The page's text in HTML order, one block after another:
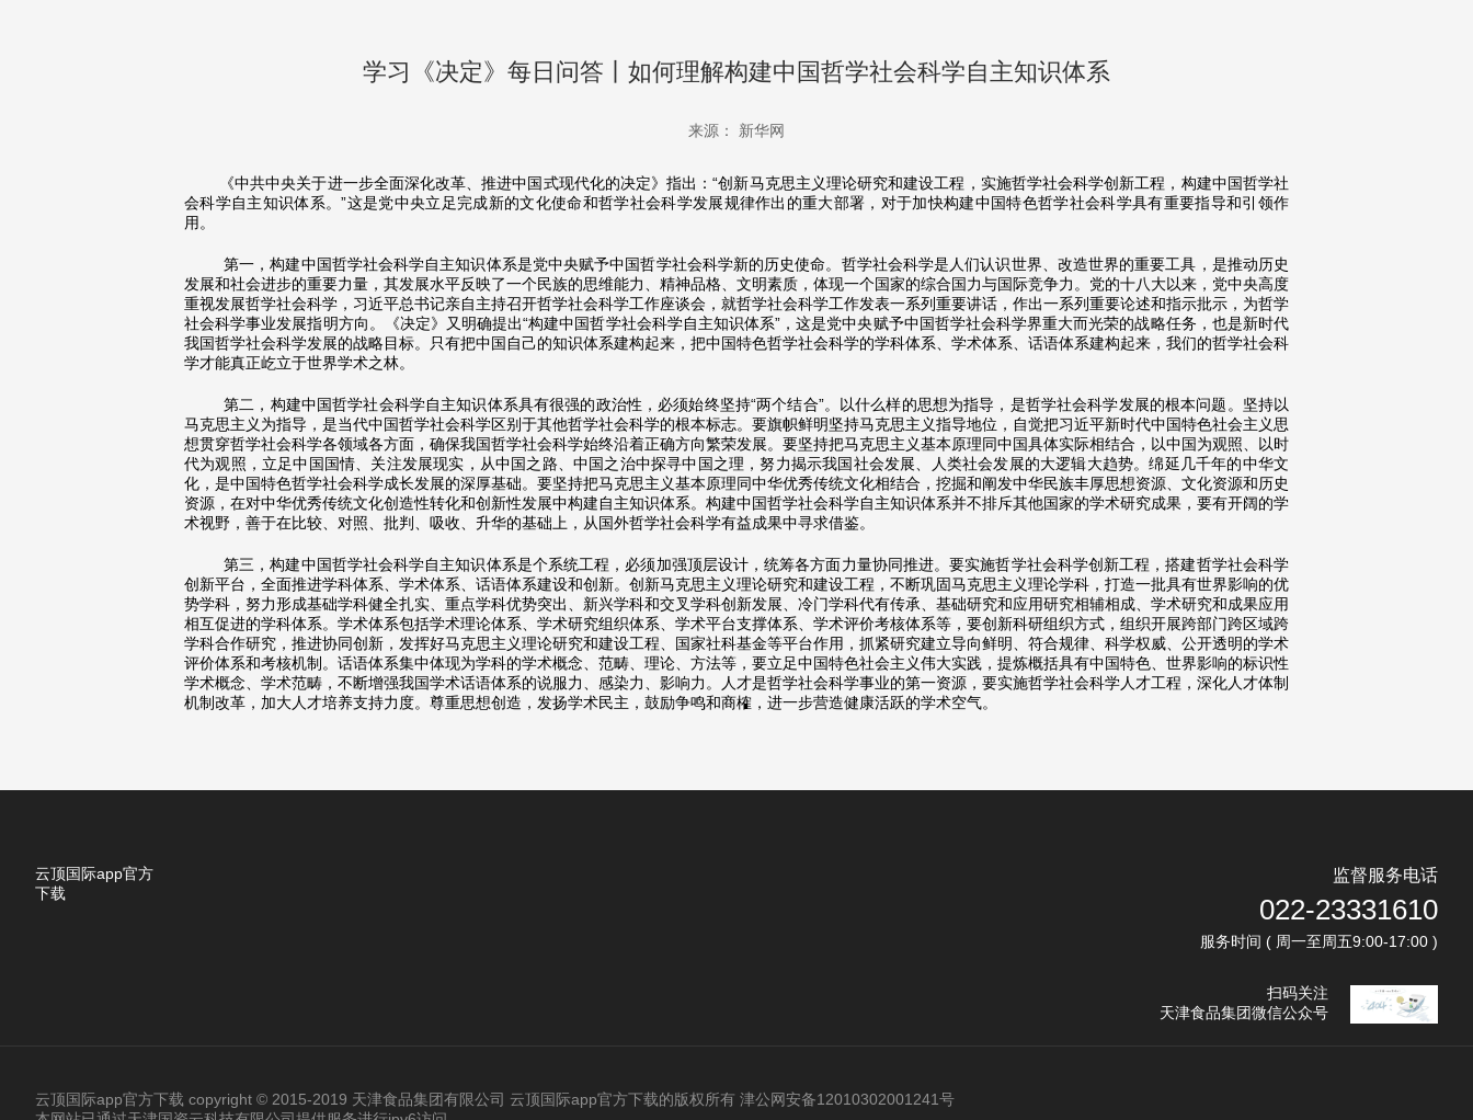
学习《决定》每日问答丨如何理解构建中国哲学社会科学自主知识体系
来源： 新华网
《中共中央关于进一步全面深化改革、推进中国式现代化的决定》指出：“创新马克思主义理论研究和建设工程，实施哲学社会科学创新工程，构建中国哲学社
会科学自主知识体系。”这是党中央立足完成新的文化使命和哲学社会科学发展规律作出的重大部署，对于加快构建中国特色哲学社会科学具有重要指导和引领作
用。
第一，构建中国哲学社会科学自主知识体系是党中央赋予中国哲学社会科学新的历史使命。哲学社会科学是人们认识世界、改造世界的重要工具，是推动历史
发展和社会进步的重要力量，其发展水平反映了一个民族的思维能力、精神品格、文明素质，体现一个国家的综合国力与国际竞争力。党的十八大以来，党中央高度
重视发展哲学社会科学，习近平总书记亲自主持召开哲学社会科学工作座谈会，就哲学社会科学工作发表一系列重要讲话，作出一系列重要论述和指示批示，为哲学
社会科学事业发展指明方向。《决定》又明确提出“构建中国哲学社会科学自主知识体系”，这是党中央赋予中国哲学社会科学界重大而光荣的战略任务，也是新时代
我国哲学社会科学发展的战略目标。只有把中国自己的知识体系建构起来，把中国特色哲学社会科学的学科体系、学术体系、话语体系建构起来，我们的哲学社会科
学才能真正屹立于世界学术之林。
第二，构建中国哲学社会科学自主知识体系具有很强的政治性，必须始终坚持“两个结合”。以什么样的思想为指导，是哲学社会科学发展的根本问题。坚持以
马克思主义为指导，是当代中国哲学社会科学区别于其他哲学社会科学的根本标志。要旗帜鲜明坚持马克思主义指导地位，自觉把习近平新时代中国特色社会主义思
想贯穿哲学社会科学各领域各方面，确保我国哲学社会科学始终沿着正确方向繁荣发展。要坚持把马克思主义基本原理同中国具体实际相结合，以中国为观照、以时
代为观照，立足中国国情、关注发展现实，从中国之路、中国之治中探寻中国之理，努力揭示我国社会发展、人类社会发展的大逻辑大趋势。绵延几千年的中华文
化，是中国特色哲学社会科学成长发展的深厚基础。要坚持把马克思主义基本原理同中华优秀传统文化相结合，挖掘和阐发中华民族丰厚思想资源、文化资源和历史
资源，在对中华优秀传统文化创造性转化和创新性发展中构建自主知识体系。构建中国哲学社会科学自主知识体系并不排斥其他国家的学术研究成果，要有开阔的学
术视野，善于在比较、对照、批判、吸收、升华的基础上，从国外哲学社会科学有益成果中寻求借鉴。
第三，构建中国哲学社会科学自主知识体系是个系统工程，必须加强顶层设计，统筹各方面力量协同推进。要实施哲学社会科学创新工程，搭建哲学社会科学
创新平台，全面推进学科体系、学术体系、话语体系建设和创新。创新马克思主义理论研究和建设工程，不断巩固马克思主义理论学科，打造一批具有世界影响的优
势学科，努力形成基础学科健全扎实、重点学科优势突出、新兴学科和交叉学科创新发展、冷门学科代有传承、基础研究和应用研究相辅相成、学术研究和成果应用
相互促进的学科体系。学术体系包括学术理论体系、学术研究组织体系、学术平台支撑体系、学术评价考核体系等，要创新科研组织方式，组织开展跨部门跨区域跨
学科合作研究，推进协同创新，发挥好马克思主义理论研究和建设工程、国家社科基金等平台作用，抓紧研究建立导向鲜明、符合规律、科学权威、公开透明的学术
评价体系和考核机制。话语体系集中体现为学科的学术概念、范畴、理论、方法等，要立足中国特色社会主义伟大实践，提炼概括具有中国特色、世界影响的标识性
学术概念、学术范畴，不断增强我国学术话语体系的说服力、感染力、影响力。人才是哲学社会科学事业的第一资源，要实施哲学社会科学人才工程，深化人才体制
机制改革，加大人才培养支持力度。尊重思想创造，发扬学术民主，鼓励争鸣和商榷，进一步营造健康活跃的学术空气。
云顶国际app官方
下载
监督服务电话
022-23331610
服务时间 ( 周一至周五9:00-17:00 )
扫码关注
天津食品集团微信公众号
云顶国际app官方下载 copyright © 2015-2019 天津食品集团有限公司 云顶国际app官方下载的版权所有 津公网安备12010302001241号